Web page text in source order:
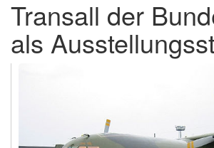
Transall der
als